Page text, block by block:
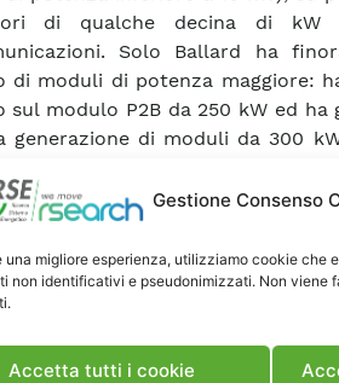
Gestione Consenso
una migliore esperienza, utilizziamo cookie che
non identificativi e pseudonimizzati. Non viene
Accetta tutti i cookie
di qualche decina di kW
Solo Ballard ha
di moduli di potenza maggiore:
sul modulo P2B da 250 kW ed
generazione di moduli da 300
in parte i suoi programmi,
da 1 kW per il mercato
di potenza intermedia (10 e 60
delle telecomunicazioni. Tra
troviamo Nuvera, H-
Essi si sono distinti nel corso del
strategici, sia con